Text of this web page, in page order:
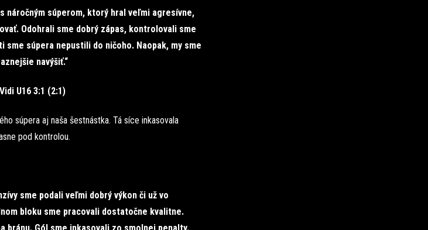
náročným súperom, ktorý hral veľmi agresívne,
Odohrali sme dobrý zápas, kontrolovali sme
sme súpera nepustili do ničoho. Naopak, my sme
navýšiť.“
U16 3:1 (2:1)
súpera aj naša šestnástka. Tá síce inkasovala
pod kontrolou.
sme podali veľmi dobrý výkon či už vo
bloku sme pracovali dostatočne kvalitne.
bránu. Gól sme inkasovali zo smolnej penalty.